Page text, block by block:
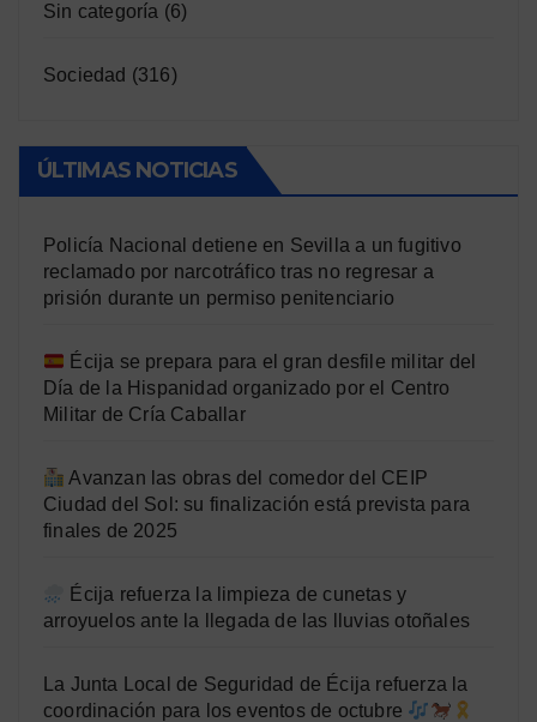
Sin categoría (6)
Sociedad (316)
ÚLTIMAS NOTICIAS
Policía Nacional detiene en Sevilla a un fugitivo
reclamado por narcotráfico tras no regresar a
prisión durante un permiso penitenciario
Écija se prepara para el gran desfile militar del
Día de la Hispanidad organizado por el Centro
Militar de Cría Caballar
Avanzan las obras del comedor del CEIP
Ciudad del Sol: su finalización está prevista para
finales de 2025
Écija refuerza la limpieza de cunetas y
arroyuelos ante la llegada de las lluvias otoñales
La Junta Local de Seguridad de Écija refuerza la
coordinación para los eventos de octubre